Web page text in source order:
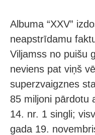
Albuma “XXV”
neapstrīdamu
Viljamss no puišu
neviens pat viņš
superzvaigznes
85 miljoni pārdotu
14. nr. 1 singli;
gada 19.